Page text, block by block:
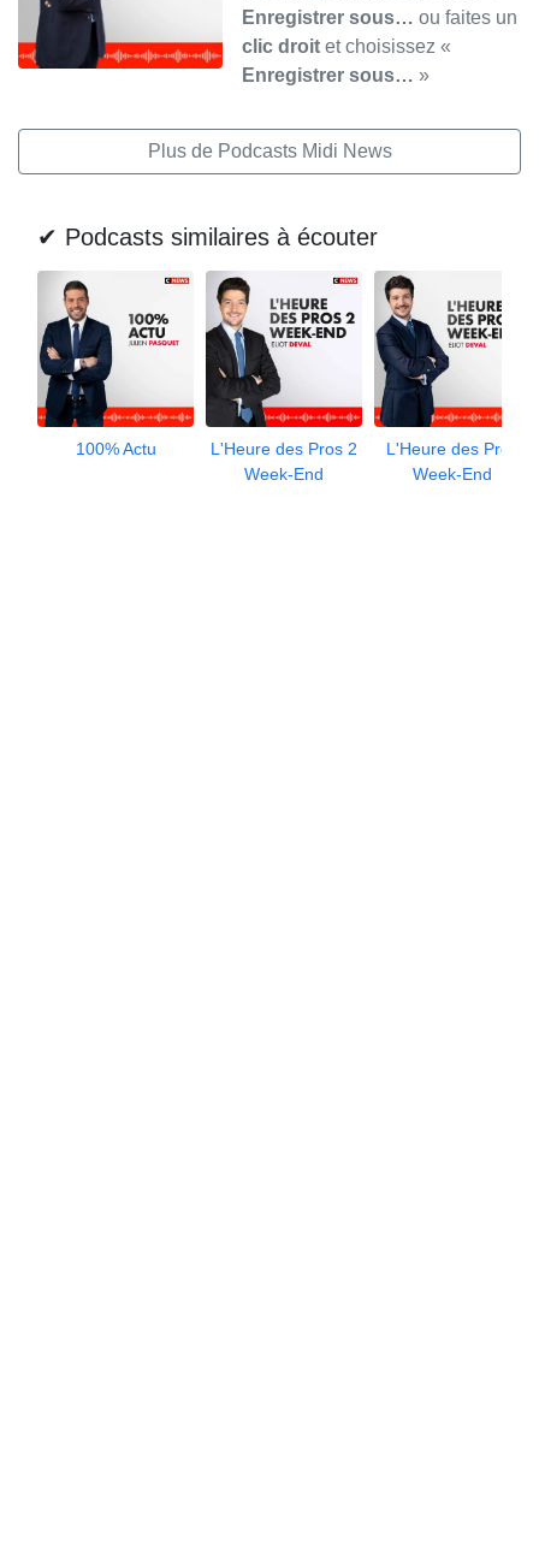
Enregistrer sous… ou faites un
clic droit et choisissez «
Enregistrer sous… »
Plus de Podcasts Midi News
✔ Podcasts similaires à écouter
100% Actu
L'Heure des Pros 2
Week-End
L'Heure des Pros
Week-End